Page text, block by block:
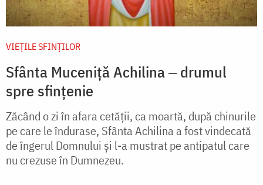
VIEŢILE SFINŢILOR
Sfânta Muceniță Achilina ‒ drumul
spre sfințenie
Zăcând o zi în afara cetății, ca moartă, după chinurile
pe care le îndurase, Sfânta Achilina a fost vindecată
de îngerul Domnului și l-a mustrat pe antipatul care
nu crezuse în Dumnezeu.